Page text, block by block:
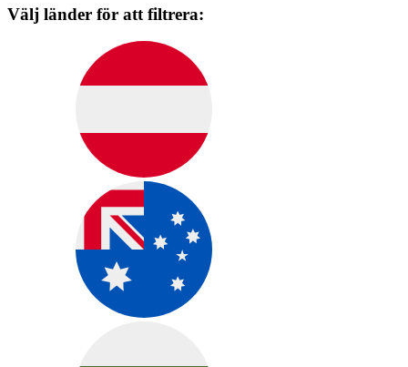
Välj länder för att filtrera: